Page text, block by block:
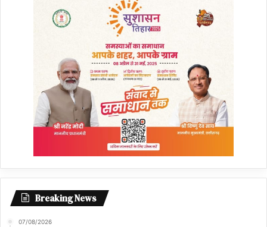
Breaking News
07/08/2026